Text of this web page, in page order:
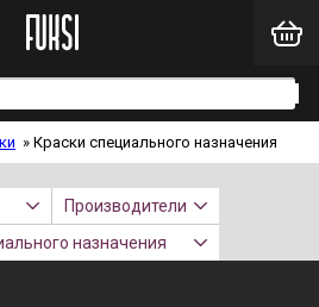
» Краски специального назначения
Производители
назначения